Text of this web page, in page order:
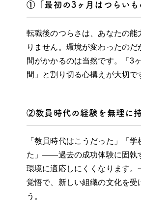
①「最初の3ヶ月はつらいも
転職後のつらさは、あなたの能
りません。環境が変わったのだ
間がかかるのは当然です。「3
間」と割り切る心構えが大切で
②教員時代の経験を無理に
「教員時代はこうだった」「学
た」——過去の成功体験に固執
環境に適応しにくくなります。
覚悟で、新しい組織の文化を受
う。